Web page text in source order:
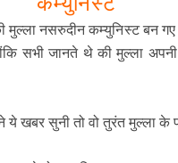
नसरुदीन कम्युनिस्ट बन गए
सभी जानते थे की मुल्ला
खबर सुनी तो वो तुरंत मुल्ला के